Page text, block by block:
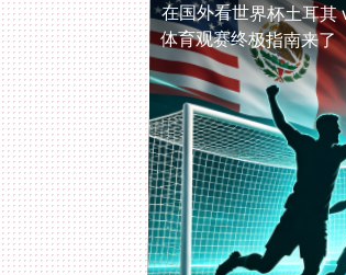
在国外看世界杯土耳其
体育观赛终极指南来了